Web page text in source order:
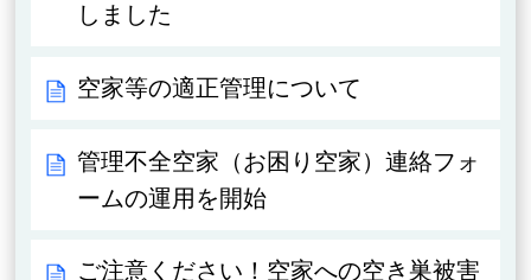
しました
空家等の適正管理について
管理不全空家（お困り空家）連絡フォ
ームの運用を開始
ご注意ください！空家への空き巣被害